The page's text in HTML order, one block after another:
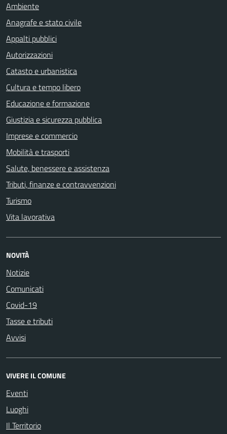
Ambiente
Anagrafe e stato civile
Appalti pubblici
Autorizzazioni
Catasto e urbanistica
Cultura e tempo libero
Educazione e formazione
Giustizia e sicurezza pubblica
Imprese e commercio
Mobilità e trasporti
Salute, benessere e assistenza
Tributi, finanze e contravvenzioni
Turismo
Vita lavorativa
NOVITÀ
Notizie
Comunicati
Covid-19
Tasse e tributi
Avvisi
VIVERE IL COMUNE
Eventi
Luoghi
Il Territorio